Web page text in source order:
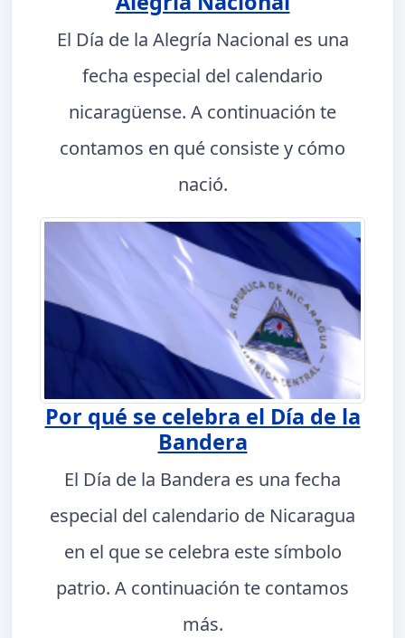
El Día de la Alegría Nacional es una
fecha especial del calendario
nicaragüense. A continuación te
contamos en qué consiste y cómo
nació.
Por qué se celebra el Día de la
Bandera
El Día de la Bandera es una fecha
especial del calendario de Nicaragua
en el que se celebra este símbolo
patrio. A continuación te contamos
más.